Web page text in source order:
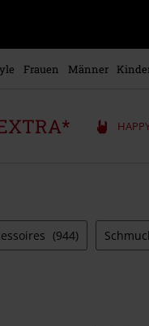
Frauen Männer
(944)